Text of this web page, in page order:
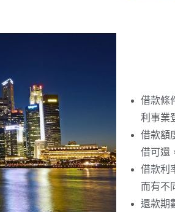
借款條
利事業
借款額
借可還
借款利
而有不
還款期